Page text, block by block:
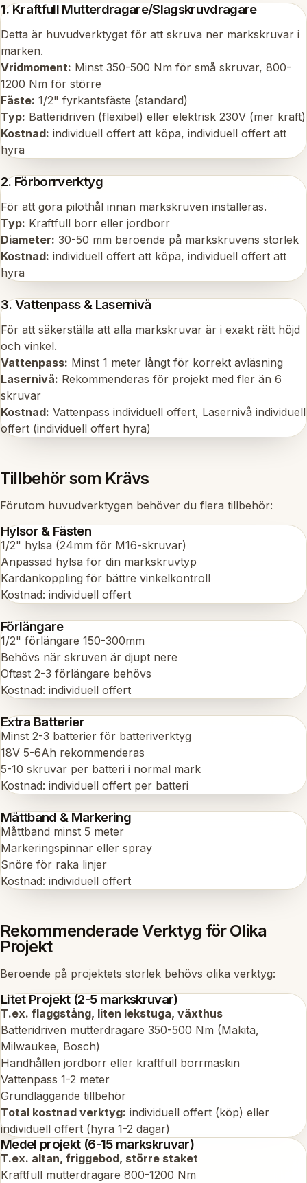
1. Kraftfull Mutterdragare/Slagskruvdragare
Detta är huvudverktyget för att skruva ner markskruvar i
marken.
Vridmoment: Minst 350-500 Nm för små skruvar, 800-
1200 Nm för större
Fäste: 1/2" fyrkantsfäste (standard)
Typ: Batteridriven (flexibel) eller elektrisk 230V (mer kraft)
Kostnad: individuell offert att köpa, individuell offert att
hyra
2. Förborrverktyg
För att göra pilothål innan markskruven installeras.
Typ: Kraftfull borr eller jordborr
Diameter: 30-50 mm beroende på markskruvens storlek
Kostnad: individuell offert att köpa, individuell offert att
hyra
3. Vattenpass & Lasernivå
För att säkerställa att alla markskruvar är i exakt rätt höjd
och vinkel.
Vattenpass: Minst 1 meter långt för korrekt avläsning
Lasernivå: Rekommenderas för projekt med fler än 6
skruvar
Kostnad: Vattenpass individuell offert, Lasernivå individuell
offert (individuell offert hyra)
Tillbehör som Krävs
Förutom huvudverktygen behöver du flera tillbehör:
Hylsor & Fästen
1/2" hylsa (24mm för M16-skruvar)
Anpassad hylsa för din markskruvtyp
Kardankoppling för bättre vinkelkontroll
Kostnad: individuell offert
Förlängare
1/2" förlängare 150-300mm
Behövs när skruven är djupt nere
Oftast 2-3 förlängare behövs
Kostnad: individuell offert
Extra Batterier
Minst 2-3 batterier för batteriverktyg
18V 5-6Ah rekommenderas
5-10 skruvar per batteri i normal mark
Kostnad: individuell offert per batteri
Måttband & Markering
Måttband minst 5 meter
Markeringspinnar eller spray
Snöre för raka linjer
Kostnad: individuell offert
Rekommenderade Verktyg för Olika
Projekt
Beroende på projektets storlek behövs olika verktyg:
Litet Projekt (2-5 markskruvar)
T.ex. flaggstång, liten lekstuga, växthus
Batteridriven mutterdragare 350-500 Nm (Makita,
Milwaukee, Bosch)
Handhållen jordborr eller kraftfull borrmaskin
Vattenpass 1-2 meter
Grundläggande tillbehör
Total kostnad verktyg: individuell offert (köp) eller
individuell offert (hyra 1-2 dagar)
Medel projekt (6-15 markskruvar)
T.ex. altan, friggebod, större staket
Kraftfull mutterdragare 800-1200 Nm